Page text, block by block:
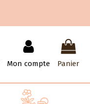
Mon compte Panier